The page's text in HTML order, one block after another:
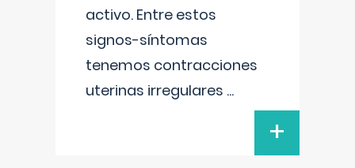
activo. Entre estos
signos-síntomas
tenemos contracciones
uterinas irregulares ...
+